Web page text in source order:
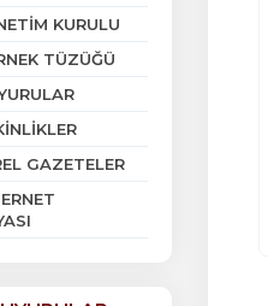
KURULU
TÜZÜĞÜ
GAZETELER